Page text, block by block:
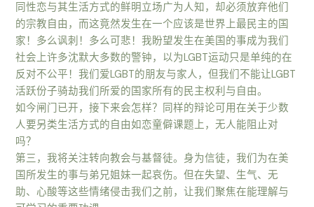
同性恋与其生活方式的鲜明立场广为人知，却必须放弃他们
的宗教自由，而这竟然发生在一个应该是世界上最民主的国
家！多么讽刺！多么可悲！我盼望发生在美国的事成为我们
社会上许多沈默大多数的警钟，以为LGBT运动只是单纯的在
反对不公平！我们爱LGBT的朋友与家人，但我们不能让LGBT
活跃份子骑劫我们所爱的国家所有的民主权利与自由。
如今闸门已开，接下来会怎样？同样的辩论可用在关于少数
人要另类生活方式的自由如恋童僻课题上，无人能阻止对
吗？
第三，我将关注转向教会与基督徒。身为信徒，我们为在美
国所发生的事与弟兄姐妹一起哀伤。但在失望、生气、无
助、心酸等这些情绪侵击我们之前，让我们聚焦在能理解与